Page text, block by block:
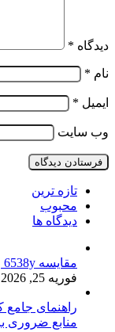
دیدگاه *
نام *
ایمیل *
وب‌ سایت
تازه ترین
محبوب
دیدگاه ها
مقایسه 6538y و intel xeon platinum 8470q oem
فوریه 25, 2026
راهنمای جامع
منابع ضروری